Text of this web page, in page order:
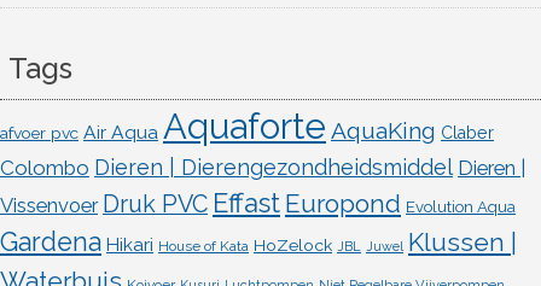
Tags
afvoer pvc Air Aqua Aquaforte AquaKing Claber
Colombo Dieren | Dierengezondheidsmiddel Dieren |
Vissenvoer Druk PVC Effast Europond Evolution Aqua
Gardena Hikari House of Kata HoZelock JBL Juwel Klussen |